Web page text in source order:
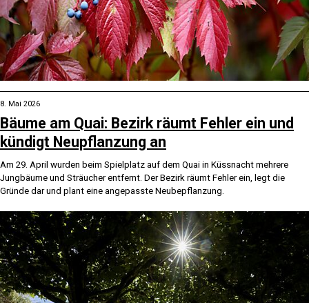
8. Mai 2026
Bäume am Quai: Bezirk räumt Fehler ein und
kündigt Neupflanzung an
Am 29. April wurden beim Spielplatz auf dem Quai in Küssnacht mehrere
Jungbäume und Sträucher entfernt. Der Bezirk räumt Fehler ein, legt die
Gründe dar und plant eine angepasste Neubepflanzung.